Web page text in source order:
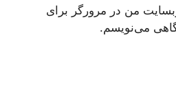
من در مرورگر برای
می‌نویسم.